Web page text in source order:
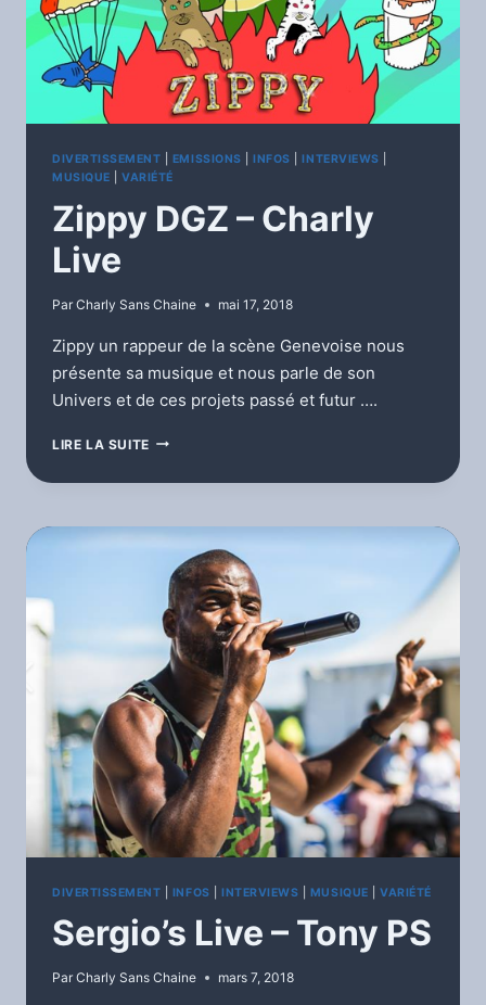
DIVERTISSEMENT EMISSIONS INFOS INTERVIEWS
MUSIQUE |VARIÉTÉ
Zippy DGZ – Charly
Live
Par Charly Sans Chaine mai 17, 2018
Zippy un rappeur de la scène Genevoise nous
présente sa musique et nous parle de son
Univers et de ces projets passé et futur ….
LIRE LA SUITE ZIPPY
–
LIVE
DIVERTISSEMENT INFOS |INTERVIEWS MUSIQUE |VARIÉTÉ
Sergio’s Live – Tony PS
Par Charly Sans Chaine mars 7, 2018